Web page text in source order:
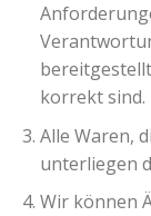
korrekt sind.
Alle Waren,
unterliegen
Wir können